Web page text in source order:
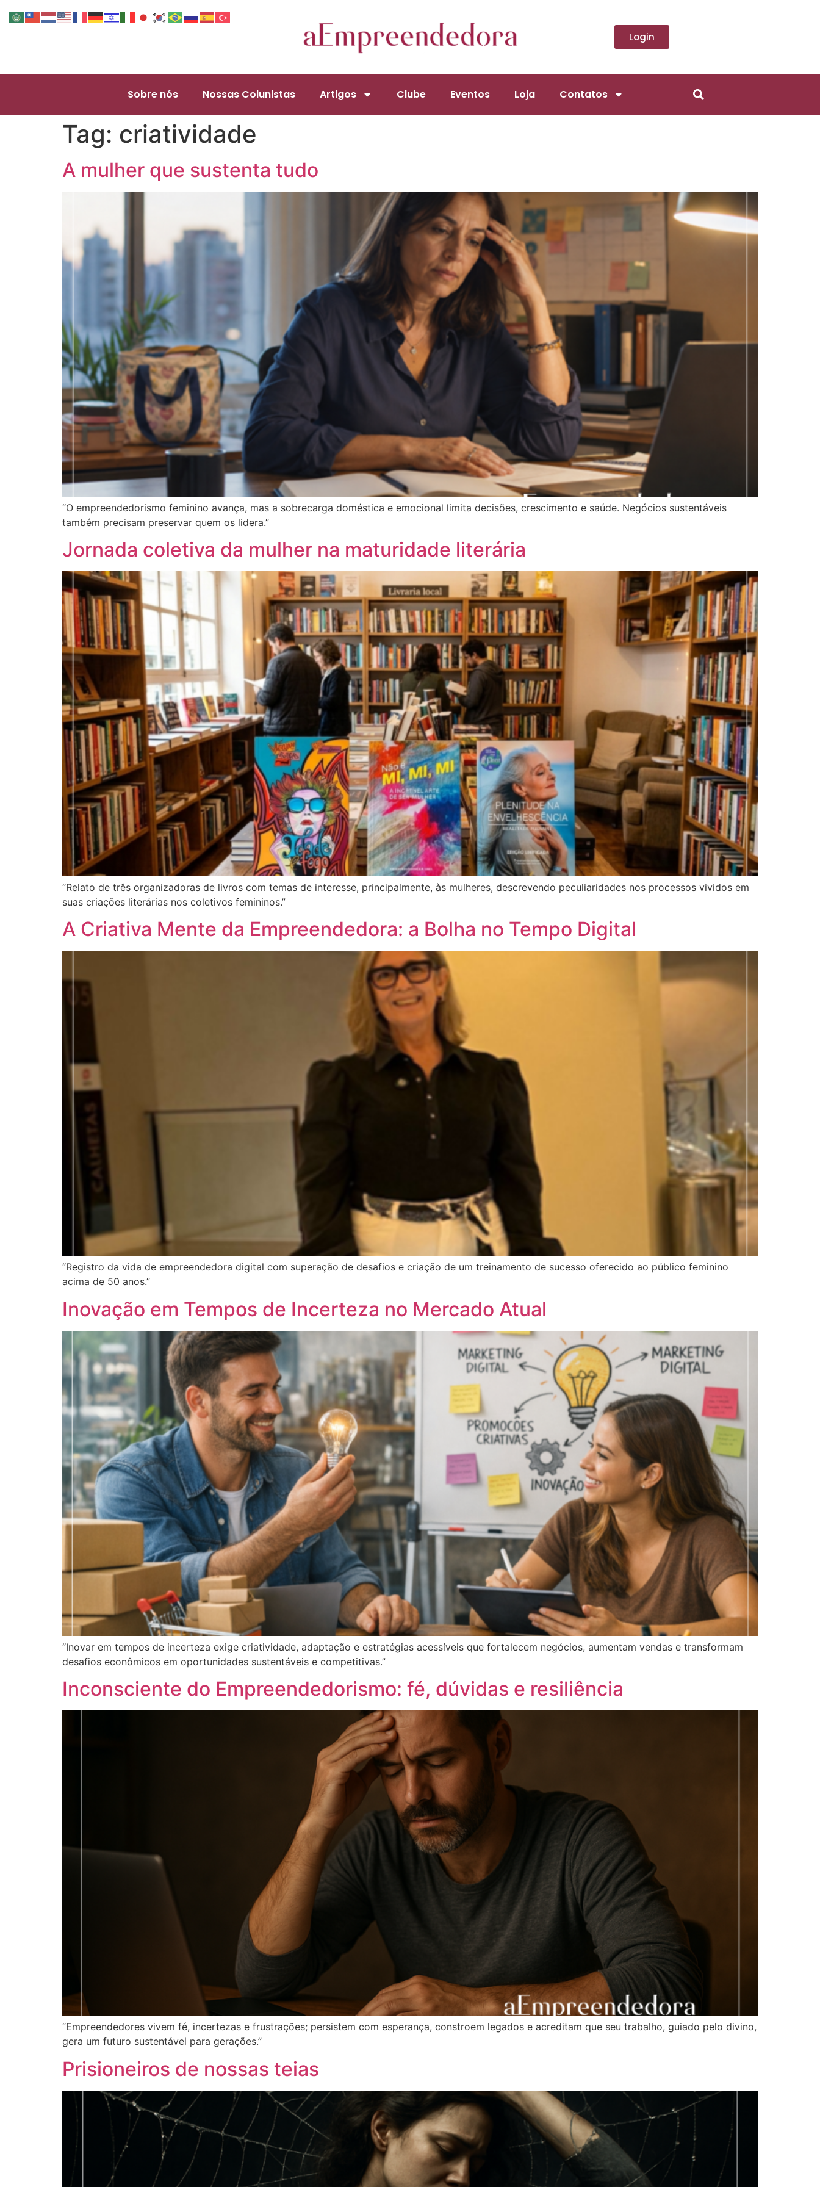
Login
Sobre nós Nossas Colunistas Artigos Clube Eventos Loja Contatos
Tag: criatividade
A mulher que sustenta tudo
“O empreendedorismo feminino avança, mas a sobrecarga doméstica e emocional limita decisões, crescimento e saúde. Negócios sustentáveis
também precisam preservar quem os lidera.”
Jornada coletiva da mulher na maturidade literária
“Relato de três organizadoras de livros com temas de interesse, principalmente, às mulheres, descrevendo peculiaridades nos processos vividos em
suas criações literárias nos coletivos femininos.”
A Criativa Mente da Empreendedora: a Bolha no Tempo Digital
“Registro da vida de empreendedora digital com superação de desafios e criação de um treinamento de sucesso oferecido ao público feminino
acima de 50 anos.”
Inovação em Tempos de Incerteza no Mercado Atual
“Inovar em tempos de incerteza exige criatividade, adaptação e estratégias acessíveis que fortalecem negócios, aumentam vendas e transformam
desafios econômicos em oportunidades sustentáveis e competitivas.”
Inconsciente do Empreendedorismo: fé, dúvidas e resiliência
“Empreendedores vivem fé, incertezas e frustrações; persistem com esperança, constroem legados e acreditam que seu trabalho, guiado pelo divino,
gera um futuro sustentável para gerações.”
Prisioneiros de nossas teias